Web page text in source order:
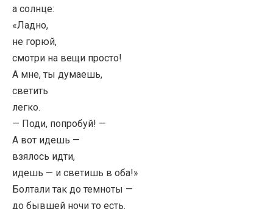
а солнце:
«Ладно,
не горюй,
смотри на вещи просто!
А мне, ты думаешь,
светить
легко.
— Поди, попробуй! —
А вот идешь —
взялось идти,
идешь — и светишь в оба!»
Болтали так до темноты —
до бывшей ночи то есть.